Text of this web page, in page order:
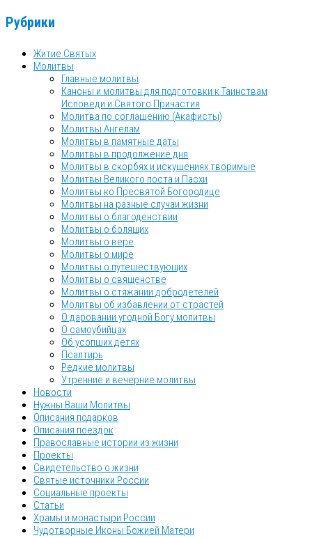
Рубрики
Житие Святых
Молитвы
Главные молитвы
Каноны и молитвы для подготовки к Таинствам
Исповеди и Святого Причастия
Молитва по соглашению (Акафисты)
Молитвы Ангелам
Молитвы в памятные даты
Молитвы в продолжение дня
Молитвы в скорбях и искушениях творимые
Молитвы Великого поста и Пасхи
Молитвы ко Пресвятой Богородице
Молитвы на разные случаи жизни
Молитвы о благоденствии
Молитвы о болящих
Молитвы о вере
Молитвы о мире
Молитвы о путешествующих
Молитвы о священстве
Молитвы о стяжании добродетелей
Молитвы об избавлении от страстей
О даровании угодной Богу молитвы
О самоубийцах
Об усопших детях
Псалтирь
Редкие молитвы
Утренние и вечерние молитвы
Новости
Нужны Ваши Молитвы
Описания подарков
Описания поездок
Православные истории из жизни
Проекты
Свидетельство о жизни
Святые источники России
Социальные проекты
Статьи
Храмы и монастыри России
Чудотворные Иконы Божией Матери